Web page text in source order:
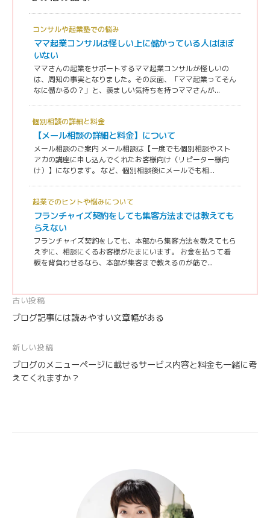
コンサルや起業塾での悩み
ママ起業コンサルは怪しい上に儲かっている人はほぼ
いない
ママさんの起業をサポートするママ起業コンサルが怪しいの
は、周知の事実となりました。その反面、「ママ起業ってそん
なに儲かるの？」と、羨ましい気持ちを持つママさんが...
個別相談の詳細と料金
【メール相談の詳細と料金】について
メール相談のご案内 メール相談は【一度でも個別相談やスト
アカの講座に申し込んでくれたお客様向け（リピーター様向
け）】になります。 など、個別相談後にメールでも相...
起業でのヒントや悩みについて
フランチャイズ契約をしても集客方法までは教えても
らえない
フランチャイズ契約をしても、本部から集客方法を教えてもら
えずに、相談にくるお客様がたまにいます。 お金を払って看
板を背負わせるなら、本部が集客まで教えるのが筋で...
投
稿
ナ
ビ
ゲ
古い投稿
ブログ記事には読みやすい文章幅がある
新しい投稿
ブログのメニューページに載せるサービス内容と料金も一緒に考
えてくれますか？